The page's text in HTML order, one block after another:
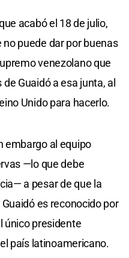
acabó el 18 de julio,
puede dar por buenas
venezolano que
Guaidó a esa junta, al
Unido para hacerlo.
embargo al equipo
—lo que debe
a pesar de que la
es reconocido por
único presidente
país latinoamericano.